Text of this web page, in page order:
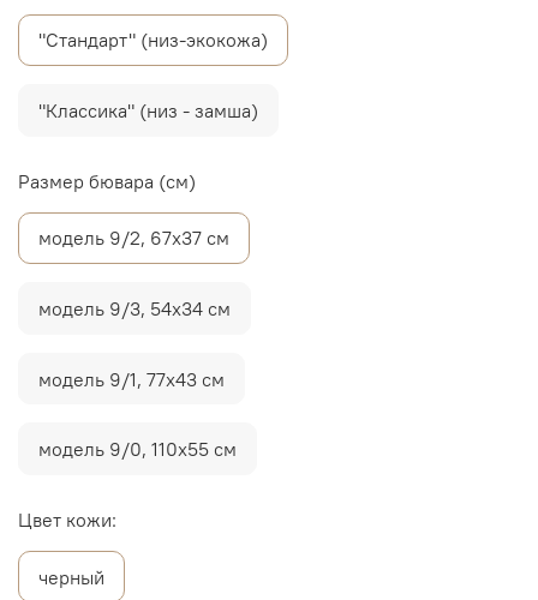
"Стандарт" (низ-экокожа)
"Классика" (низ - замша)
Размер бювара (см)
модель 9/2, 67х37 см
модель 9/3, 54х34 см
модель 9/1, 77х43 см
модель 9/0, 110х55 см
Цвет кожи:
черный